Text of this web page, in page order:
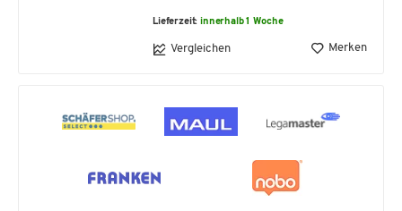
Lieferzeit:innerhalb 1 Woche
Vergleichen Merken